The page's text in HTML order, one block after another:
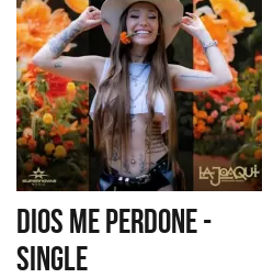
DIOS ME PERDONE -
SINGLE